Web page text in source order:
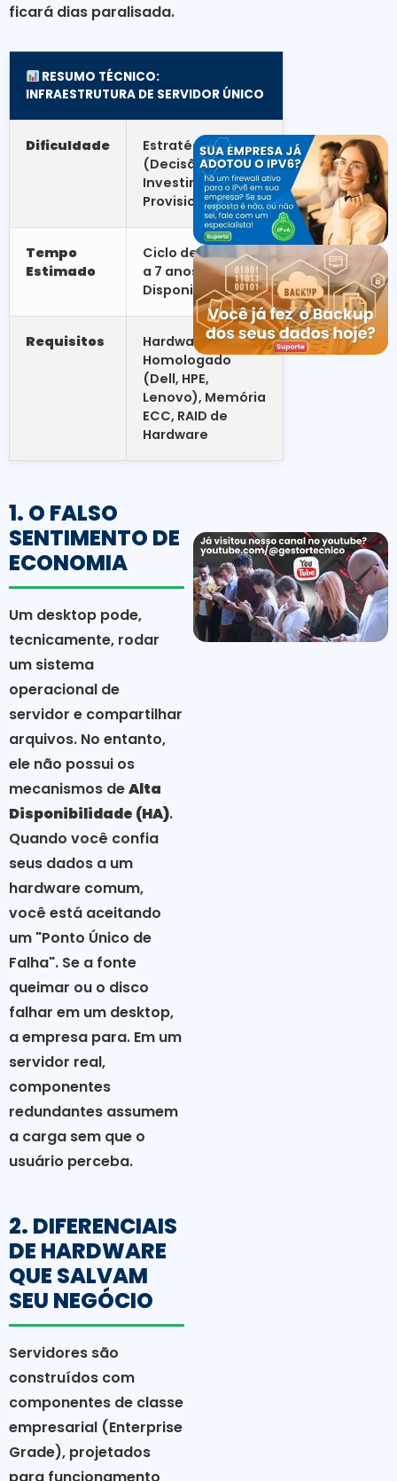
ficará dias paralisada.
RESUMO TÉCNICO:
INFRAESTRUTURA DE SERVIDOR ÚNICO
Dificuldade
Estratégica
(Decisão de
Investimento e
Provisionamento)
Tempo
Estimado
Ciclo de vida de 5
a 7 anos com Alta
Disponibilidade
Requisitos
Hardware
Homologado
(Dell, HPE,
Lenovo), Memória
ECC, RAID de
Hardware
1. O FALSO
SENTIMENTO DE
ECONOMIA
Um desktop pode,
tecnicamente, rodar
um sistema
operacional de
servidor e compartilhar
arquivos. No entanto,
ele não possui os
mecanismos deAlta
Disponibilidade (HA).
Quando você confia
seus dados a um
hardware comum,
você está aceitando
um "Ponto Único de
Falha". Se a fonte
queimar ou o disco
falhar em um desktop,
a empresa para. Em um
servidor real,
componentes
redundantes assumem
a carga sem que o
usuário perceba.
2. DIFERENCIAIS
DE HARDWARE
QUE SALVAM
SEU NEGÓCIO
Servidores são
construídos com
componentes de classe
empresarial (Enterprise
Grade), projetados